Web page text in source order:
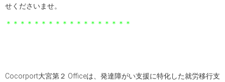
せくださいませ。
＊＊＊＊＊＊＊＊＊＊＊＊＊＊＊＊＊＊
Cocorport大宮第２ Officeは、発達障がい支援に特化した就労移行支